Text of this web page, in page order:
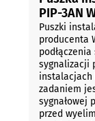
PIP-3AN
Puszki
producenta
sygnalizacji
instalacjach
zadaniem
sygnałowej
przed